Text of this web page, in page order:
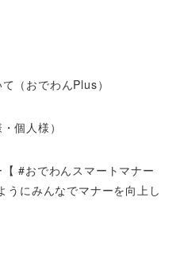
（おでわんPlus）
個人様）
#おでわんスマートマナー
うにみんなでマナーを向上し